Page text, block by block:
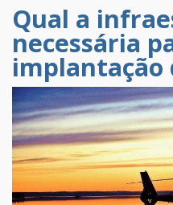
Qual a
necessária
implantação